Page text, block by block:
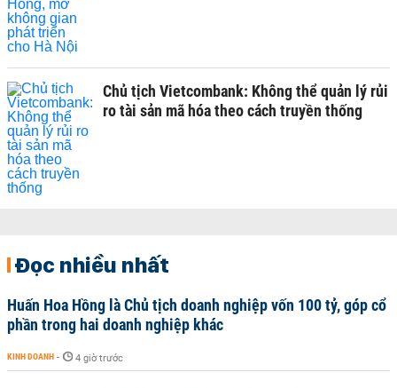
Chủ tịch Vietcombank: Không thể quản lý rủi
ro tài sản mã hóa theo cách truyền thống
Đọc nhiều nhất
Huấn Hoa Hồng là Chủ tịch doanh nghiệp vốn 100 tỷ, góp cổ
phần trong hai doanh nghiệp khác
KINH DOANH - 4 giờ trước